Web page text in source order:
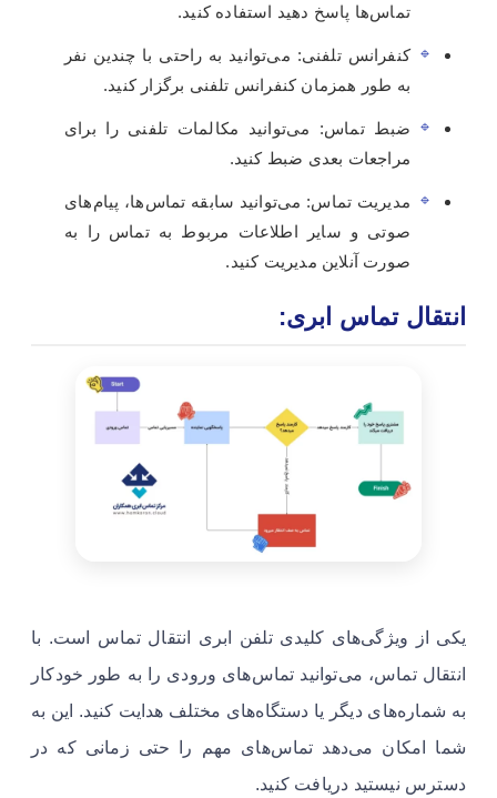
تماس‌ها پاسخ دهید استفاده کنید.
کنفرانس تلفنی: می‌توانید به راحتی با چندین نفر
به طور همزمان کنفرانس تلفنی برگزار کنید.
ضبط تماس: می‌توانید مکالمات تلفنی را برای
مراجعات بعدی ضبط کنید.
مدیریت تماس: می‌توانید سابقه تماس‌ها، پیام‌های
صوتی و سایر اطلاعات مربوط به تماس را به
صورت آنلاین مدیریت کنید.
انتقال تماس ابری:
یکی از ویژگی‌های کلیدی تلفن ابری انتقال تماس است. با
انتقال تماس، می‌توانید تماس‌های ورودی را به طور خودکار
به شماره‌های دیگر یا دستگاه‌های مختلف هدایت کنید. این به
شما امکان می‌دهد تماس‌های مهم را حتی زمانی که در
دسترس نیستید دریافت کنید.